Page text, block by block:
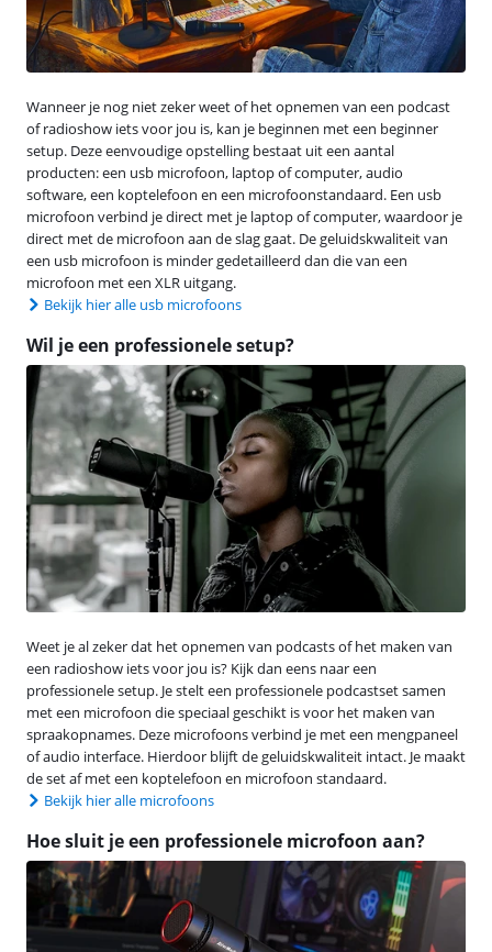
Wanneer je nog niet zeker weet of het opnemen van een podcast
of radioshow iets voor jou is, kan je beginnen met een beginner
setup. Deze eenvoudige opstelling bestaat uit een aantal
producten: een usb microfoon, laptop of computer, audio
software, een koptelefoon en een microfoonstandaard. Een usb
microfoon verbind je direct met je laptop of computer, waardoor je
direct met de microfoon aan de slag gaat. De geluidskwaliteit van
een usb microfoon is minder gedetailleerd dan die van een
microfoon met een XLR uitgang.
Bekijk hier alle usb microfoons
Wil je een professionele setup?
Weet je al zeker dat het opnemen van podcasts of het maken van
een radioshow iets voor jou is? Kijk dan eens naar een
professionele setup. Je stelt een professionele podcastset samen
met een microfoon die speciaal geschikt is voor het maken van
spraakopnames. Deze microfoons verbind je met een mengpaneel
of audio interface. Hierdoor blijft de geluidskwaliteit intact. Je maakt
de set af met een koptelefoon en microfoon standaard.
Bekijk hier alle microfoons
Hoe sluit je een professionele microfoon aan?